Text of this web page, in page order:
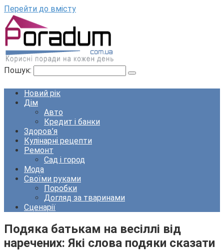
Перейти до вмісту
Пошук:
Новий рік
Дім
Авто
Кредит і банки
Здоров’я
Кулінарні рецепти
Ремонт
Сад і город
Мода
Своїми руками
Поробки
Догляд за тваринами
Сценарії
Подяка батькам на весіллі від
наречених: Які слова подяки сказати